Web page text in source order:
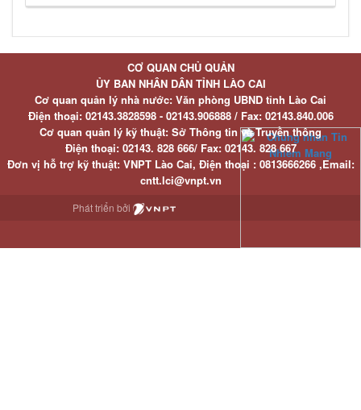
CƠ QUAN CHỦ QUẢN
ỦY BAN NHÂN DÂN TỈNH LÀO CAI
Cơ quan quản lý nhà nước: Văn phòng UBND tỉnh Lào Cai
Điện thoại:02143.3828598 - 02143.906888 / Fax:02143.840.006
Cơ quan quản lý kỹ thuật: Sở Thông tin và Truyền thông
Điện thoại:02143. 828 666/ Fax:02143. 828 667
Đơn vị hỗ trợ kỹ thuật: VNPT Lào Cai, Điện thoại : 0813666266 ,Email:
cntt.lci@vnpt.vn
Phát triển bởi